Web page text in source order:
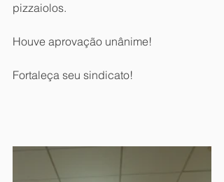
pizzaiolos.
Houve aprovação unânime!
Fortaleça seu sindicato!